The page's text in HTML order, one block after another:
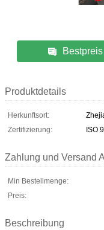
Bestpreis
Produktdetails
Herkunftsort:
Zertifizierung:
ISO
Zahlung und Versand
Min Bestellmenge:
Preis:
Beschreibung